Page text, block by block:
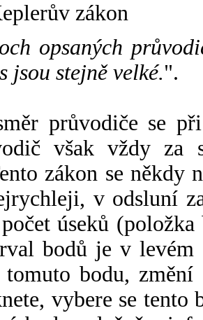
zákon
opsaných
jsou stejně velké.".
průvodiče se
však vždy za
zákon se někdy
v odsluní
úseků
bodů je v
bodu,
vybere se tento